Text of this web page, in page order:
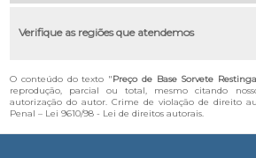
Verifique as regiões que atendemos
O conteúdo do texto "Preço de Base Sorvete Restinga
reprodução, parcial ou total, mesmo citando
autorização do autor. Crime de violação de direito
Penal – Lei 9610/98 - Lei de direitos autorais.